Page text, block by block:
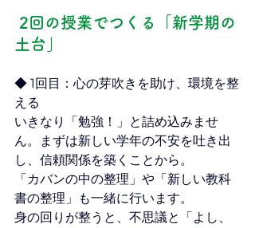
土台」
◆ 1回目：心の芽吹きを助け、環境を整
える
いきなり「勉強！」と詰め込みませ
ん。まずは新しい学年の不安を吐き出
し、信頼関係を築くことから。
「カバンの中の整理」や「新しい教科
書の整理」も一緒に行います。
身の回りが整うと、不思議と「よし、